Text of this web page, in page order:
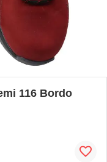
116 Bordo